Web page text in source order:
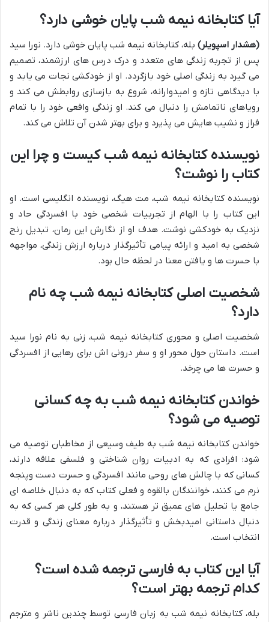
آیا کتابخانه نیمه شب پایان خوشی دارد؟
(هشدار اسپویلر) بله، کتابخانه نیمه شب پایان خوشی دارد. نورا سید
پس از تجربه زندگی های متعدد و درک درس های ارزشمند، تصمیم
می گیرد به زندگی اصلی خود بازگردد. او از خودکشی نجات می یابد و
با دیدگاهی تازه و امیدوارانه، شروع به بازسازی روابطش می کند و
رویاهای ناتمامش را دنبال می کند. او زندگی واقعی خود را با تمام
فراز و نشیب هایش می پذیرد و برای بهتر شدن آن تلاش می کند.
نویسنده کتابخانه نیمه شب کیست و چرا این
کتاب را نوشت؟
نویسنده کتابخانه نیمه شب، مت هیگ، نویسنده انگلیسی است. او
این کتاب را با الهام از تجربیات شخصی خود با افسردگی حاد و
نزدیک به خودکشی نوشت. هدف او از نگارش این رمان، تبدیل رنج
شخصی به امید و ارائه پیامی تأثیرگذار درباره ارزش زندگی، مواجهه
با حسرت ها و یافتن معنا در لحظه حال بود.
شخصیت اصلی کتابخانه نیمه شب چه نام
دارد؟
شخصیت اصلی و محوری کتابخانه نیمه شب، زنی به نام نورا سید
است. داستان حول محور او و سفر درونی اش برای رهایی از افسردگی
و حسرت ها می چرخد.
خواندن کتابخانه نیمه شب به چه کسانی
توصیه می شود؟
خواندن کتابخانه نیمه شب به طیف وسیعی از مخاطبان توصیه می
شود: افرادی که به ادبیات روان شناختی و فلسفی علاقه دارند،
کسانی که با چالش های روحی مانند افسردگی و حسرت دست وپنجه
نرم می کنند، خوانندگان بالقوه و فعلی کتاب که به دنبال خلاصه ای
جامع یا تحلیل های عمیق تر هستند، و به طور کلی هر کسی که به
دنبال داستانی امیدبخش و تأثیرگذار درباره معنای زندگی و قدرت
انتخاب است.
آیا این کتاب به فارسی ترجمه شده است؟
کدام ترجمه بهتر است؟
بله، کتابخانه نیمه شب به زبان فارسی توسط چندین ناشر و مترجم